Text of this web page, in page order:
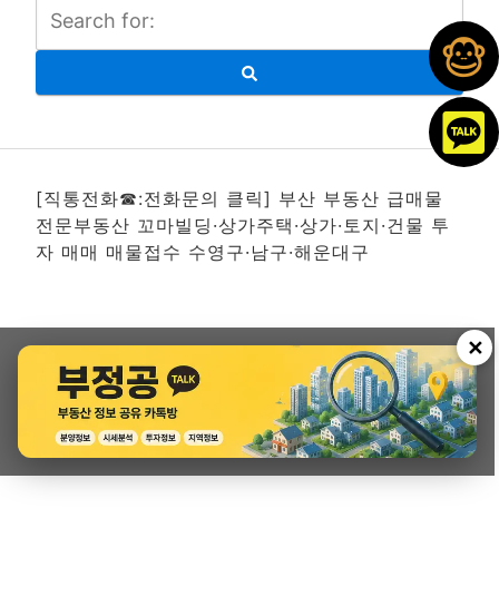
[직통전화☎:전화문의 클릭] 부산 부동산 급매물
전문부동산 꼬마빌딩·상가주택·상가·토지·건물 투
자 매매 매물접수 수영구·남구·해운대구
✕